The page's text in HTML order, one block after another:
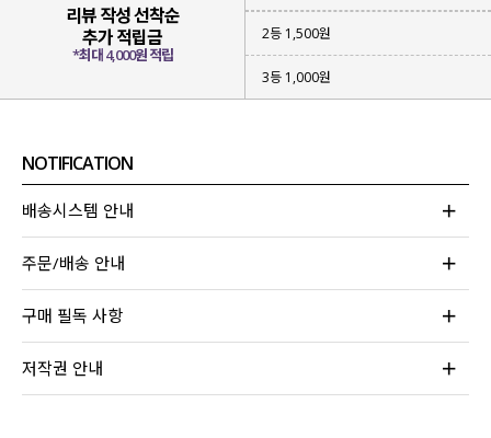
세련된 포인트 컬러들로 준비했는데요.
리뷰 작성 선착순
추가 적립금
*최대 4,000원 적립
2등 1,500원
3등 1,000원
NOTIFICATION
배송시스템 안내
주문/배송 안내
구매 필독 사항
저작권 안내